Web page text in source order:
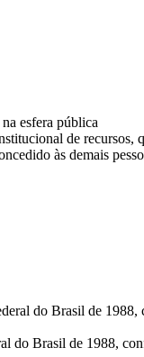
esfera pública
de recursos,
às demais
do Brasil de
do Brasil de 1988,